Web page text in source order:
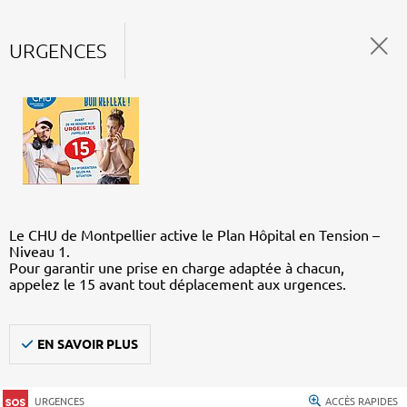
URGENCES
Le CHU de Montpellier active le Plan Hôpital en Tension –
Niveau 1.
Pour garantir une prise en charge adaptée à chacun,
appelez le 15 avant tout déplacement aux urgences.
EN SAVOIR PLUS
URGENCES ACCÈS RAPIDES